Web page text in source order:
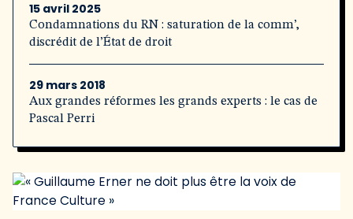
15 avril 2025
Condamnations du RN : saturation de la comm’,
discrédit de l’État de droit
29 mars 2018
Aux grandes réformes les grands experts : le cas de
Pascal Perri